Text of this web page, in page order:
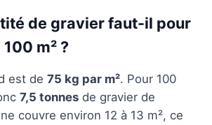
de gravier faut-il pour
m² ?
est de 75 kg par m². Pour 100
7,5 tonnes de gravier de
couvre environ 12 à 13 m², ce